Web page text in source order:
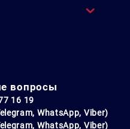
вопросы
16 19
WhatsApp, Viber)
WhatsApp, Viber)